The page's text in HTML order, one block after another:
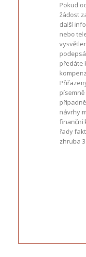
Pokud
žádost
další
nebo
předáte
návrhy
finanční
řady
zhruba